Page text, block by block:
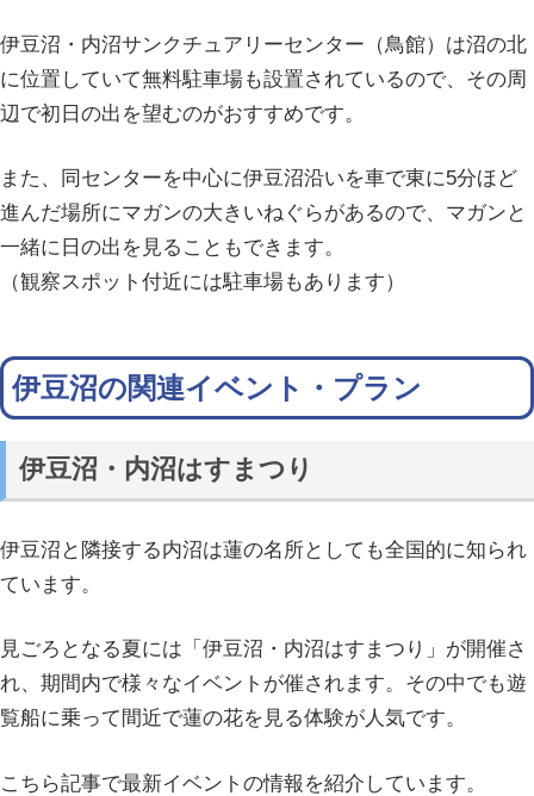
伊豆沼・内沼サンクチュアリーセンター（鳥館）は沼の北
に位置していて無料駐車場も設置されているので、その周
辺で初日の出を望むのがおすすめです。
また、同センターを中心に伊豆沼沿いを車で東に5分ほど
進んだ場所にマガンの大きいねぐらがあるので、マガンと
一緒に日の出を見ることもできます。
（観察スポット付近には駐車場もあります）
伊豆沼の関連イベント・プラン
伊豆沼・内沼はすまつり
伊豆沼と隣接する内沼は蓮の名所としても全国的に知られ
ています。
見ごろとなる夏には「伊豆沼・内沼はすまつり」が開催さ
れ、期間内で様々なイベントが催されます。その中でも遊
覧船に乗って間近で蓮の花を見る体験が人気です。
こちら記事で最新イベントの情報を紹介しています。